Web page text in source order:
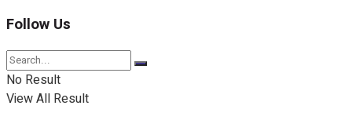
Follow Us
No Result
View All Result